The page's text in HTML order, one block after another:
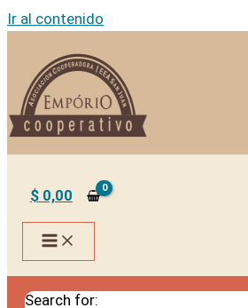
Ir al contenido
$0,00
Search for: